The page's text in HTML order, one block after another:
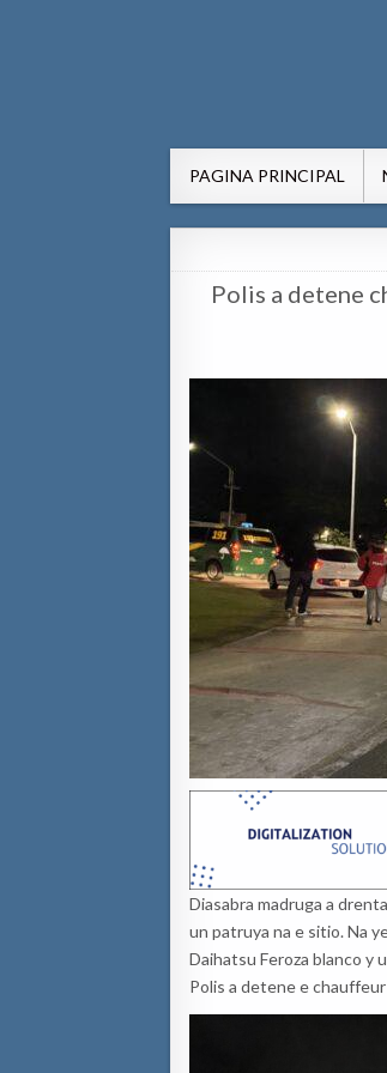
PAGINA PRINCIPAL
Polis a detene
Diasabra madruga a
un patruya na e sitio. Na
Daihatsu Feroza blanco y
Polis a detene e